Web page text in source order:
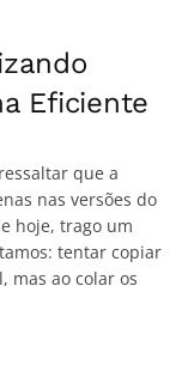
Eficiente
que a
nas versões do
hoje, trago um
tentar copiar
mas ao colar os